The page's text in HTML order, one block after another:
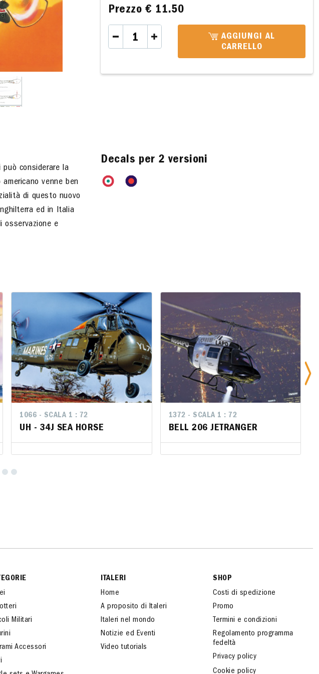
Prezzo€ 11.50
AGGIUNGI AL
CARRELLO
considerare la
venne ben
di questo nuovo
ed in Italia
osservazione e
Decals per 2 versioni
1066 - SCALA 1 : 72
UH - 34J SEA HORSE
1372 - SCALA 1 : 72
BELL 206 JETRANGER
1066 - SCALA 1 : 72
UH - 34J SEA HORSE
1372 - SCALA 1 : 72
BELL 206 JETRANGER
Militari
Accessori
ITALERI
Home
A proposito di Italeri
Italeri nel mondo
Notizie ed Eventi
Video tutorials
SHOP
Costi di spedizione
Promo
Termini e condizioni
Regolamento programma
fedeltà
Privacy policy
Cookie policy